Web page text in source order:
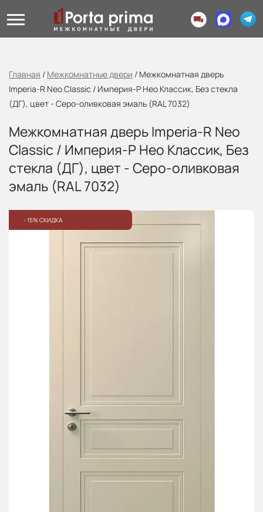
Главная / Межкомнатные двери / Межкомнатная дверь
Imperia-R Neo Classic / Империя-Р Нео Классик, Без стекла
(ДГ), цвет - Серо-оливковая эмаль (RAL 7032)
Межкомнатная дверь Imperia-R Neo
Classic / Империя-Р Нео Классик, Без
стекла (ДГ), цвет - Серо-оливковая
эмаль (RAL 7032)
- 15% СКИДКА